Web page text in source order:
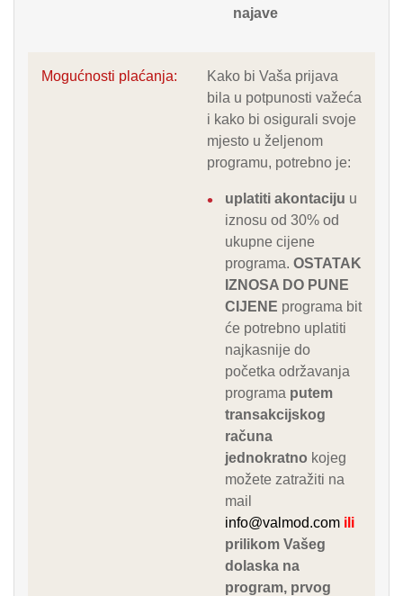
najave
Mogućnosti plaćanja:
Kako bi Vaša prijava
bila u potpunosti važeća
i kako bi osigurali svoje
mjesto u željenom
programu, potrebno je:
uplatiti akontaciju u
iznosu od 30% od
ukupne cijene
programa. OSTATAK
IZNOSA DO PUNE
CIJENE programa bit
će potrebno uplatiti
najkasnije do
početka održavanja
programa putem
transakcijskog
računa
jednokratno kojeg
možete zatražiti na
mail
info@valmod.com ili
prilikom Vašeg
dolaska na
program, prvog